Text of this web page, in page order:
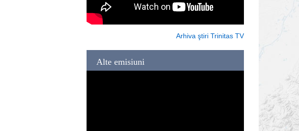
Arhiva ştiri Trinitas TV
Alte emisiuni